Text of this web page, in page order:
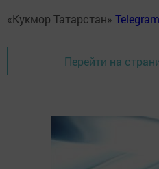
«Кукмор Татарстан»
Перейти на